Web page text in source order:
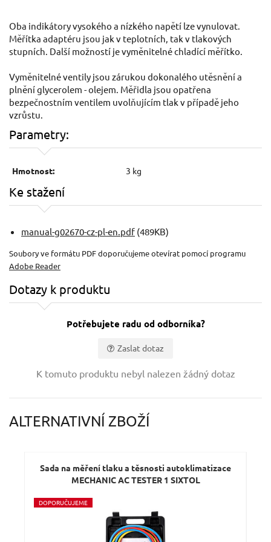
Oba indikátory vysokého a nízkého napětí lze vynulovat.
Měřítka adaptéru jsou jak v teplotních, tak v tlakových
stupních. Další možností je vyměnitelné chladící měřítko.
Vyměnitelné ventily jsou zárukou dokonalého utěsnění a
plnění glycerolem - olejem. Měřidla jsou opatřena
bezpečnostním ventilem uvolňujícím tlak v případě jeho
vzrůstu.
Parametry:
Hmotnost: 3 kg
Ke stažení
manual-g02670-cz-pl-en.pdf (489KB)
Soubory ve formátu PDF doporučujeme otevírat pomocí programu
Adobe Reader
Dotazy k produktu
Potřebujete radu od odborníka?
Zaslat dotaz
K tomuto produktu nebyl nalezen žádný dotaz
ALTERNATIVNÍ ZBOŽÍ
Sada na měření tlaku a těsnosti autoklimatizace
MECHANIC AC TESTER 1 SIXTOL
DOPORUČUJEME